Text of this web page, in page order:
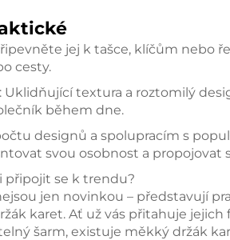
jej k tašce, klíčům nebo
cesty.
: Uklidňující textura a roztomilý
během dne.
designů a spolupracím s
svou osobnost a propojovat
připojit se k trendu?
jen novinkou – představují
karet. Ať už vás přitahuje
šarm, existuje měkký držák